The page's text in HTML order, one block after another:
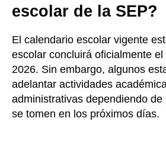
escolar de la SEP?
El calendario escolar vigente
escolar concluirá oficialmente
2026. Sin embargo, algunos
adelantar actividades
administrativas dependiendo
se tomen en los próximos días.